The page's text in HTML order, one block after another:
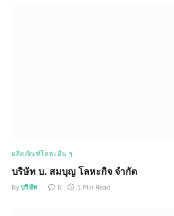
ผลิตภัณฑ์โลหะอื่น ๆ
บริษัท บ. สมบุญ โลหะกิจ จำกัด
By บริษัท 0 1 Min Read